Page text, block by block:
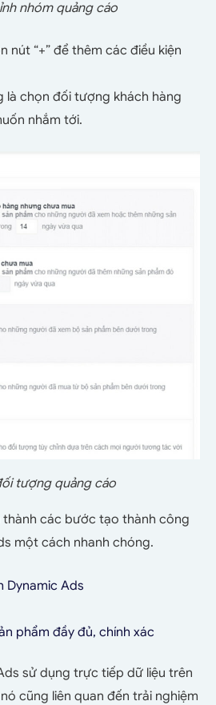
nhóm quảng cáo
nút “+” để thêm các điều kiện
là chọn đối tượng khách hàng
nhắm tới.
tượng quảng cáo
thành các bước tạo thành công
một cách nhanh chóng.
Dynamic Ads
phẩm đầy đủ, chính xác
sử dụng trực tiếp dữ liệu trên
cũng liên quan đến trải nghiệm